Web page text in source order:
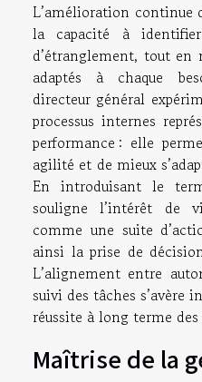
L’amélioration continue
la capacité à
d’étranglement, tout
adaptés à chaque
directeur général
processus internes
performance : elle
agilité et de mieux
En introduisant le
souligne l’intérêt de
comme une suite
ainsi la prise de
L’alignement entre
suivi des tâches s’avère
réussite à long terme des
Maîtrise de la